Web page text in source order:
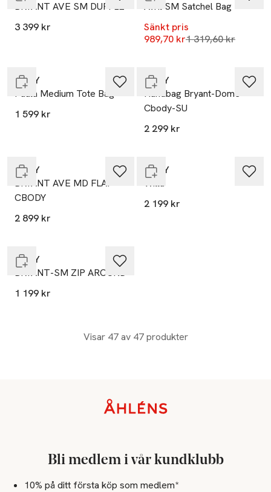
BRYANT AVE SM DUFFLE
3 399 kr
Avril SM Satchel Bag
Sänkt pris
989,70 krLägsta pris 30
1 319,60 kr
DKNY
Paula Medium Tote Bag
1 599 kr
DKNY
Handbag Bryant-Dome
Cbody-SU
2 299 kr
DKNY
BRYANT AVE MD FLAP
CBODY
2 899 kr
DKNY
Willa
2 199 kr
DKNY
BRYANT-SM ZIP AROUND
1 199 kr
Visar 47 av 47 produkter
Bli medlem i vår kundklubb
10% på ditt första köp som medlem*